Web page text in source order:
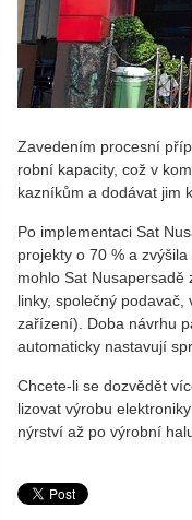
Za­ve­de­ním pro­ces­ní
rob­ní ka­pa­ci­ty, což v
kaz­ní­kům a do­dá­vat jim
Po im­ple­men­ta­ci Sat
pro­jek­ty o 70 % a
moh­lo Sat
linky, spo­leč­ný
za­ří­ze­ní). Doba ná­vr­hu
au­to­ma­tic­ky na­sta­vu­jí
Chce­te-li se do­zvě­dět
li­zo­vat vý­ro­bu
nýr­ství až po vý­rob­ní